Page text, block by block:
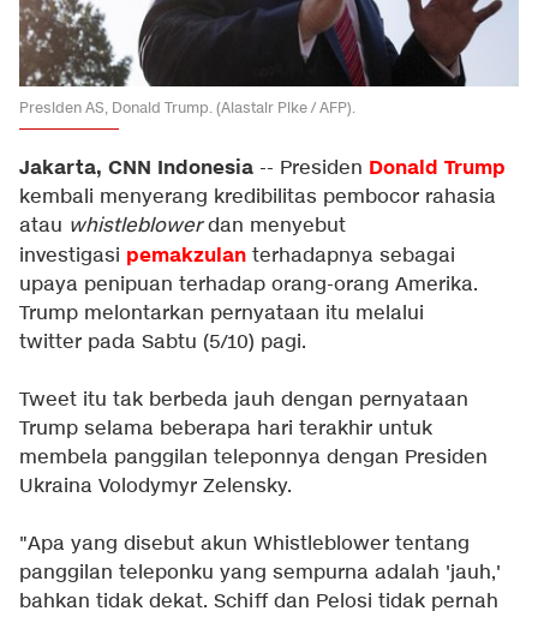
Presiden AS, Donald Trump. (Alastair Pike / AFP).
Jakarta, CNN Indonesia -- Presiden Donald Trump
kembali menyerang kredibilitas pembocor rahasia
atau whistleblowerdan menyebut
investigasi pemakzulan terhadapnya sebagai
upaya penipuan terhadap orang-orang Amerika.
Trump melontarkan pernyataan itu melalui
twitter pada Sabtu (5/10) pagi.
Tweet itu tak berbeda jauh dengan pernyataan
Trump selama beberapa hari terakhir untuk
membela panggilan teleponnya dengan Presiden
Ukraina Volodymyr Zelensky.
"Apa yang disebut akun Whistleblower tentang
panggilan teleponku yang sempurna adalah 'jauh,'
bahkan tidak dekat. Schiff dan Pelosi tidak pernah